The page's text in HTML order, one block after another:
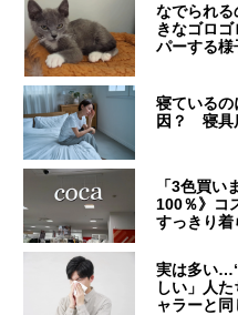
なでられ
きなゴロ
パーする
寝ている
因？ 寝具
「3色買
100％》コ
すっきり着
実は多い
しい」人
ャラーと同